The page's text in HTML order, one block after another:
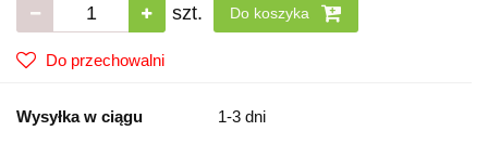
szt. Do koszyka
Do przechowalni
Wysyłka w ciągu 1-3 dni